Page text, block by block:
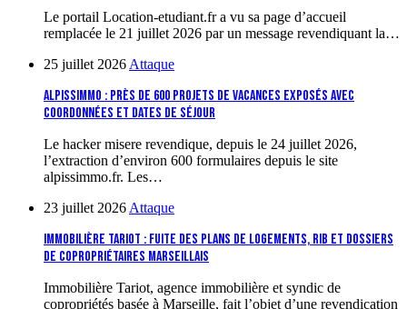
Le portail Location-etudiant.fr a vu sa page d’accueil
remplacée le 21 juillet 2026 par un message revendiquant la…
25 juillet 2026Attaque
Alpissimmo : près de 600 projets de vacances exposés avec
coordonnées et dates de séjour
Le hacker misere revendique, depuis le 24 juillet 2026,
l’extraction d’environ 600 formulaires depuis le site
alpissimmo.fr. Les…
23 juillet 2026Attaque
Immobilière Tariot : fuite des plans de logements, RIB et dossiers
de copropriétaires marseillais
Immobilière Tariot, agence immobilière et syndic de
copropriétés basée à Marseille, fait l’objet d’une revendication